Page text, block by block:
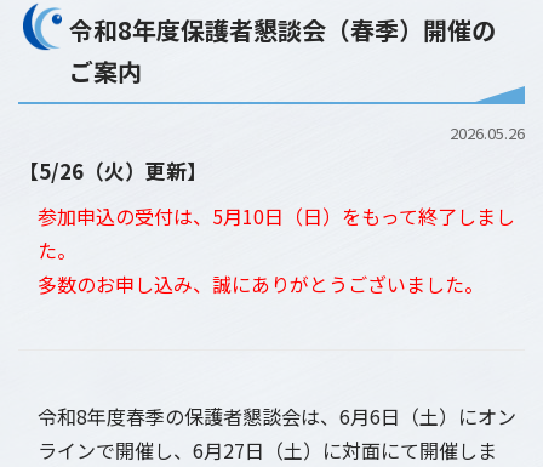
令和8年度保護者懇談会（春季）開催の
ご案内
2026.05.26
【5/26（火）更新】
参加申込の受付は、5月10日（日）をもって終了しまし
た。
多数のお申し込み、誠にありがとうございました。
令和8年度春季の保護者懇談会は、6月6日（土）にオン
ラインで開催し、6月27日（土）に対面にて開催しま